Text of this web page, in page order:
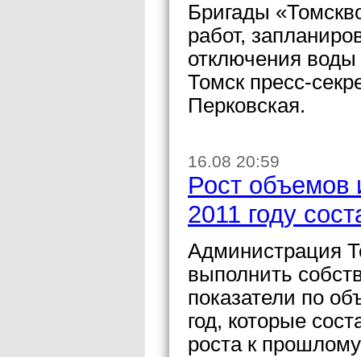
Бригады
работ,
отключения
Томск пресс-
Перковская.
16.08 20:59
Рост объемов
2011 году
Администрация
выполнить
показатели по
год, которые
роста к